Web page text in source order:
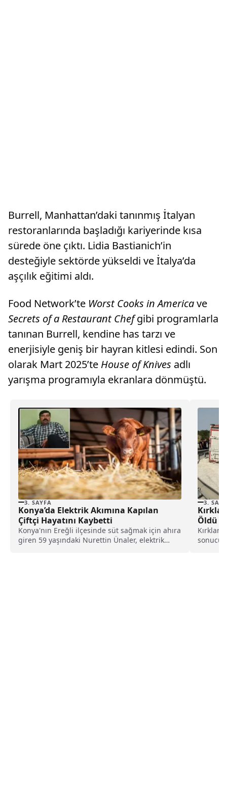
Burrell, Manhattan’daki tanınmış İtalyan
restoranlarında başladığı kariyerinde kısa
sürede öne çıktı. Lidia Bastianich’in
desteğiyle sektörde yükseldi ve İtalya’da
aşçılık eğitimi aldı.
Food Network’te Worst Cooks in Americave
Secrets of a Restaurant Chefgibi programlarla
tanınan Burrell, kendine has tarzı ve
enerjisiyle geniş bir hayran kitlesi edindi. Son
olarak Mart 2025’te House of Knives adlı
yarışma programıyla ekranlara dönmüştü.
3. SAYFA
Konya’da Elektrik Akımına Kapılan
Çiftçi Hayatını Kaybetti
Konya'nın Ereğli ilçesinde süt sağmak için ahıra
giren 59 yaşındaki Nurettin Ünaler, elektrik
3.
Öldü
sonucu